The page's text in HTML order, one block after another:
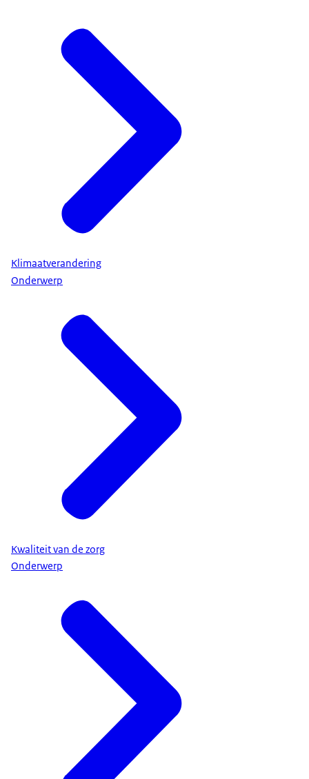
Klimaatverandering
Onderwerp
Kwaliteit van de zorg
Onderwerp